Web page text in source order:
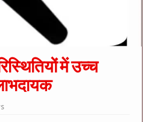
में उच्च